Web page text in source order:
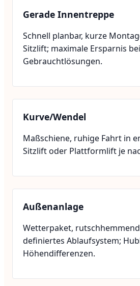
Gerade Innentreppe
Schnell planbar, kurze
Sitzlift; maximale Ersparnis bei
Gebrauchtlösungen.
Kurve/Wendel
Maßschiene, ruhige Fahrt in
Sitzlift oder Plattformlift je
Außenanlage
Wetterpaket,
definiertes Ablaufsystem;
Höhendifferenzen.